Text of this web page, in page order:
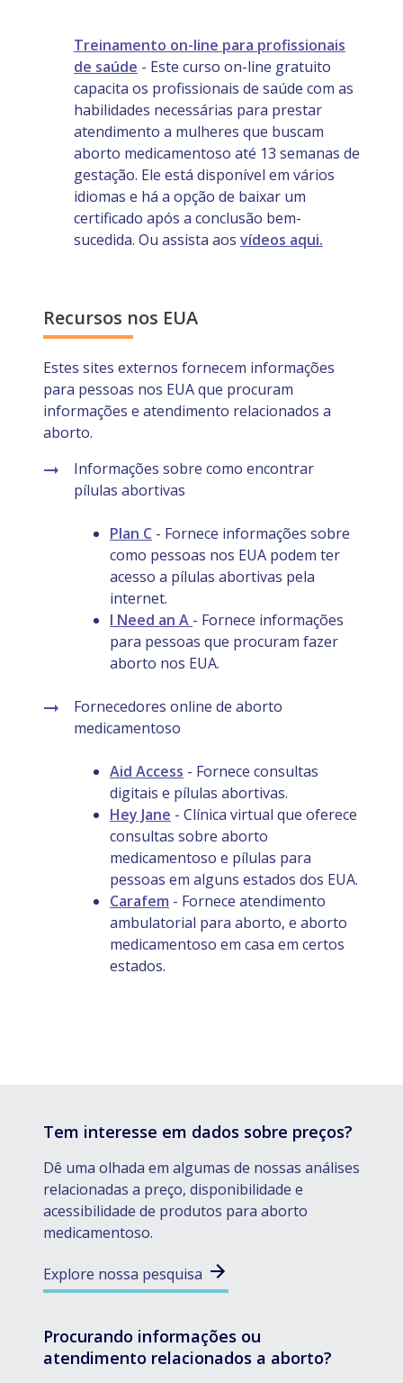
Treinamento on-line para profissionais
de saúde - Este curso on-line gratuito
capacita os profissionais de saúde com as
habilidades necessárias para prestar
atendimento a mulheres que buscam
aborto medicamentoso até 13 semanas de
gestação. Ele está disponível em vários
idiomas e há a opção de baixar um
certificado após a conclusão bem-
sucedida. Ou assista aos vídeos aqui.
Recursos nos EUA
Estes sites externos fornecem informações
para pessoas nos EUA que procuram
informações e atendimento relacionados a
aborto.
Informações sobre como encontrar
pílulas abortivas
Plan C - Fornece informações sobre
como pessoas nos EUA podem ter
acesso a pílulas abortivas pela
internet.
I Need an A - Fornece informações
para pessoas que procuram fazer
aborto nos EUA.
Fornecedores online de aborto
medicamentoso
Aid Access - Fornece consultas
digitais e pílulas abortivas.
Hey Jane - Clínica virtual que oferece
consultas sobre aborto
medicamentoso e pílulas para
pessoas em alguns estados dos EUA.
Carafem - Fornece atendimento
ambulatorial para aborto, e aborto
medicamentoso em casa em certos
estados.
Tem interesse em dados sobre preços?
Dê uma olhada em algumas de nossas análises
relacionadas a preço, disponibilidade e
acessibilidade de produtos para aborto
medicamentoso.
Explore nossa pesquisa
Procurando informações ou
atendimento relacionados a aborto?